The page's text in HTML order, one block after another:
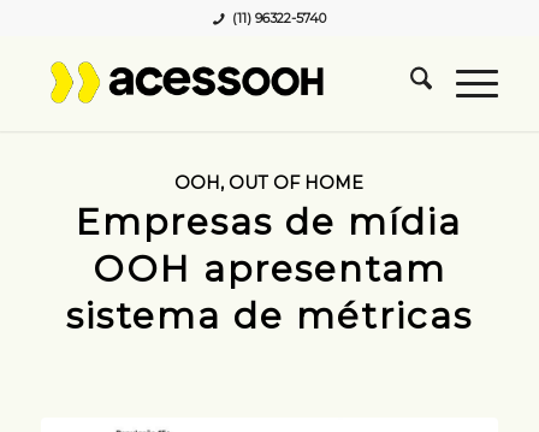
(11) 96322-5740
OOH, OUT OF HOME
Empresas de mídia
OOH apresentam
sistema de métricas